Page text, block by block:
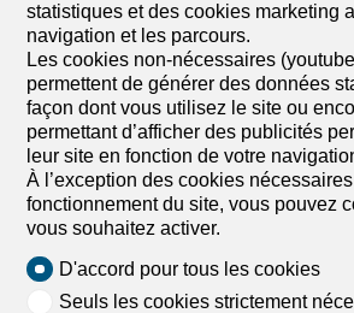
statistiques et des cookies marketing
navigation et les parcours.
Les cookies non-nécessaires
permettent de générer des données
façon dont vous utilisez le site ou
permettant d’afficher des publicités
leur site en fonction de votre
À l’exception des cookies
fonctionnement du site, vous pouvez
vous souhaitez activer.
D'accord pour tous les cookies
Seuls les cookies strictement